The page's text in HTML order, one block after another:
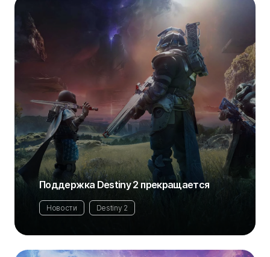
Поддержка Destiny 2 прекращается
Новости Destiny 2